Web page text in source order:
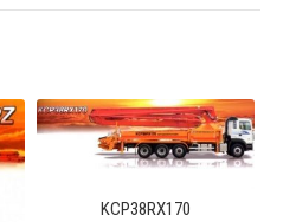
KCP38RX170